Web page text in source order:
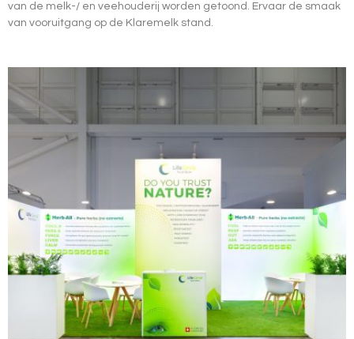
van de melk-/ en veehouderij worden getoond. Ervaar de smaak
van vooruitgang op de Klaremelk stand.